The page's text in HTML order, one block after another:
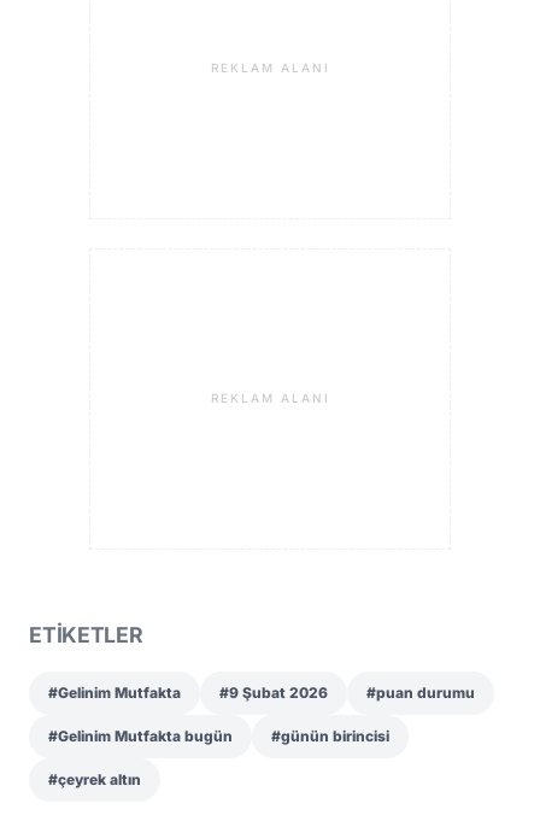
REKLAM ALANI
REKLAM ALANI
ETİKETLER
#Gelinim Mutfakta #9 Şubat 2026 #puan durumu
#Gelinim Mutfakta bugün #günün birincisi
#çeyrek altın